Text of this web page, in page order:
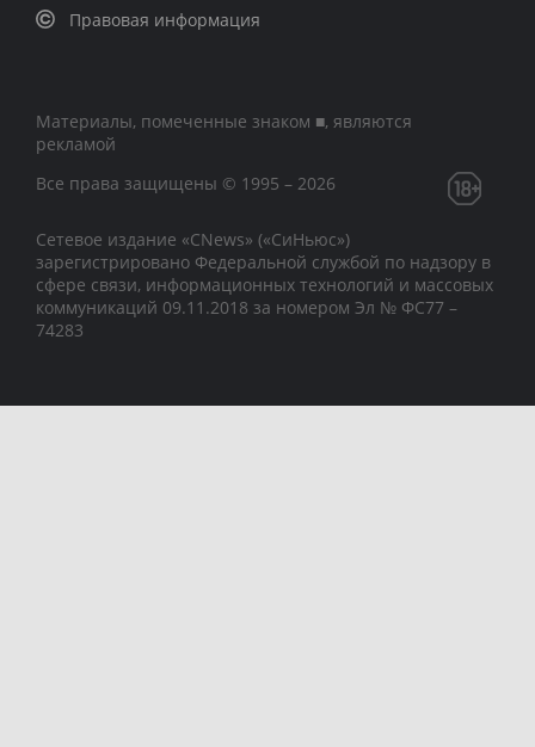
Правовая информация
Материалы, помеченные знаком ■, являются
рекламой
Все права защищены © 1995 – 2026
Сетевое издание «CNews» («СиНьюс»)
зарегистрировано Федеральной службой по надзору в
сфере связи, информационных технологий и массовых
коммуникаций 09.11.2018 за номером Эл № ФС77 –
74283